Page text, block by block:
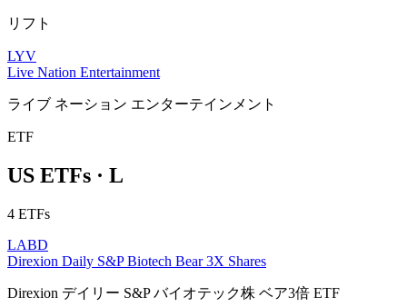
リフト
LYV
Live Nation Entertainment
ライブ ネーション エンターテインメント
ETF
US ETFs · L
4 ETFs
LABD
Direxion Daily S&P Biotech Bear 3X Shares
Direxion デイリー S&P バイオテック株 ベア3倍 ETF